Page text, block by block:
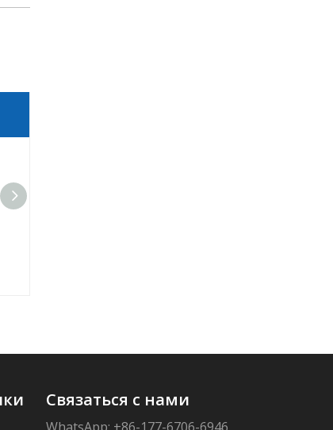
Связаться с нами